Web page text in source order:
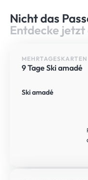
Nicht das
Entdecke
MEHRTAGESKARTEN
9 Tage Ski amadé
Ski amadé